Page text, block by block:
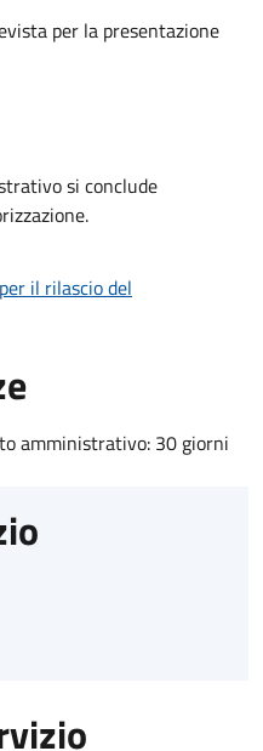
per la presentazione
si conclude
il rilascio del
amministrativo: 30 giorni